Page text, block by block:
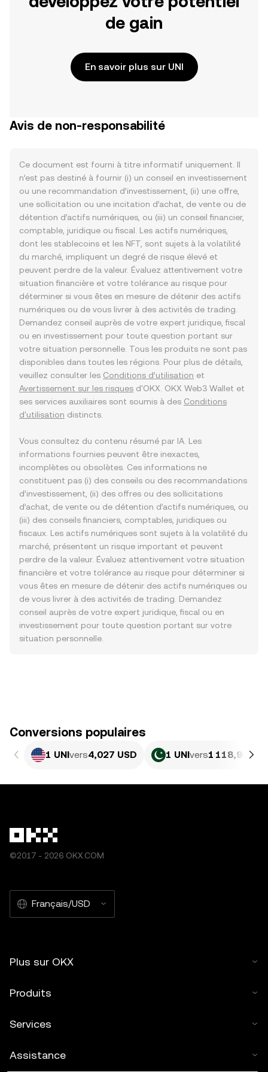
de gain
En savoir plus sur UNI
Avis de non-responsabilité
Ce document est fourni à titre informatif uniquement. Il
n’est pas destiné à fournir (i) un conseil en investissement
ou une recommandation d’investissement, (ii) une offre,
une sollicitation ou une incitation d’achat, de vente ou de
détention d’actifs numériques, ou (iii) un conseil financier,
comptable, juridique ou fiscal. Les actifs numériques,
dont les stablecoins et les NFT, sont sujets à la volatilité
du marché, impliquent un degré de risque élevé et
peuvent perdre de la valeur. Évaluez attentivement votre
situation financière et votre tolérance au risque pour
déterminer si vous êtes en mesure de détenir des actifs
numériques ou de vous livrer à des activités de trading.
Demandez conseil auprès de votre expert juridique, fiscal
ou en investissement pour toute question portant sur
votre situation personnelle. Tous les produits ne sont pas
disponibles dans toutes les régions. Pour plus de détails,
veuillez consulter les Conditions d’utilisation et
Avertissement sur les risques d'OKX. OKX Web3 Wallet et
ses services auxiliaires sont soumis à des Conditions
d'utilisation distincts.
Vous consultez du contenu résumé par IA. Les
informations fournies peuvent être inexactes,
incomplètes ou obsolètes. Ces informations ne
constituent pas (i) des conseils ou des recommandations
d’investissement, (ii) des offres ou des sollicitations
d’achat, de vente ou de détention d’actifs numériques, ou
(iii) des conseils financiers, comptables, juridiques ou
fiscaux. Les actifs numériques sont sujets à la volatilité du
marché, présentent un risque important et peuvent
perdre de la valeur. Évaluez attentivement votre situation
financière et votre tolérance au risque pour déterminer si
vous êtes en mesure de détenir des actifs numériques ou
de vous livrer à des activités de trading. Demandez
conseil auprès de votre expert juridique, fiscal ou en
investissement pour toute question portant sur votre
situation personnelle.
Conversions populaires
1 UNIvers4,027 USD 1 UNIvers1 118,98
©2017 - 2026 OKX.COM
Français/USD
Plus sur OKX
Produits
Services
Assistance